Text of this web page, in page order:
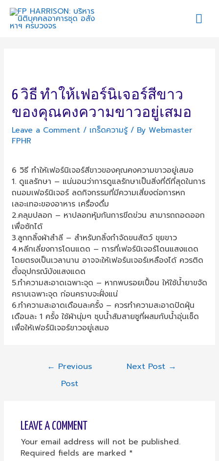
6 วิธี ทำให้เฟอร์นิเจอร์สีขาว
ของคุณคงความขาวอยู่เสมอ
Leave a Comment / เกร็ดความรู้/ By Webmaster
FPHR
6 วิธี ทำให้เฟอร์นิเจอร์สีขาวของคุณคงความขาวอยู่เสมอ
1. ดูแลรักษา – แน่นอนว่าการดูแลรักษาเป็นสิ่งที่ดีที่สุดในการ
ถนอมเฟอร์นิเจอร์ ลดกิจกรรมที่มีความเสี่ยงต่อการหก
เลอะเทอะของอาหาร เครื่องดื่ม
2.คลุมปลอก – หาปลอกหุ้มกันการขีดข่วน สามารถถอดออก
เพื่อซักได้
3.ลูกกลิ้งผ้าสำลี – สำหรับกลิ้งกำจัดขนสัตว์ ขุยขาว
4.หลีกเลี่ยงการโดนแดด – การที่เฟอร์นิเจอร์โดนแสงแดด
โดยตรงเป็นเวลานาน อาจจะให้เฟอร์นเจอร์เหลืองได้ ควรติด
ตั้งอุปกรณ์บังแสงแดด
5.ทำความสะอาดเฉพาะจุด – หากพบรอยเปื้อน ให้ใช้น้ำยาขจัด
คราบเฉพาะจุด ก่อนคราบจะฝั่งแน่
6.ทำความสะอาดเดือนละครั้ง – ควรทำความสะอาดปัดฝุ่น
เดือนละ 1 ครั้ง ใช้ผ้านุ่มๆ ชุบน้ำส้มสายชูที่ผสมกับน้ำอุ่นเช็ด
เพื่อให้เฟอร์นิเจอร์ขาวอยู่เสมอ
POST
NAVIGATION
← Previous
Post
Next Post →
LEAVE A COMMENT
Your email address will not be published.
Required fields are marked *